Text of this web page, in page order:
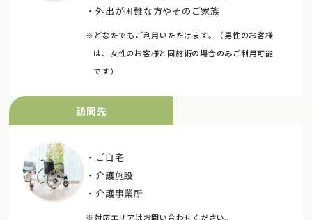
・外出が困難な方やそのご家族
※どなたでもご利用いただけます。（男性のお客様
は、女性のお客様と同施術の場合のみご利用可能
です）
訪問先
・ご自宅
・介護施設
・介護事業所
※対応エリアはお問い合わせください。